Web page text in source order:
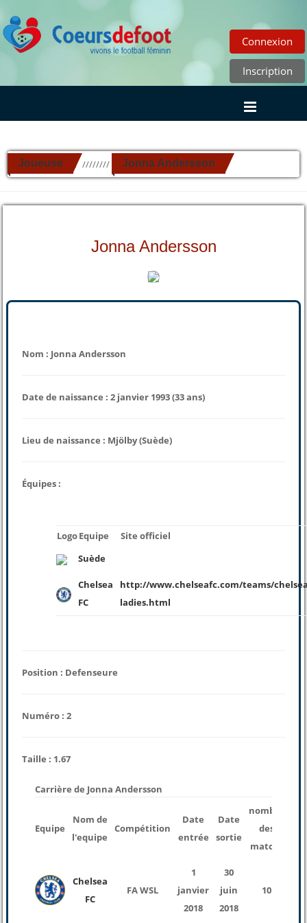
Connexion
Inscription
Joueuse ////////// Jonna Andersson
Jonna Andersson
Nom : Jonna Andersson
Date de naissance : 2 janvier 1993 (33 ans)
Lieu de naissance : Mjölby (Suède)
Équipes :
LogoEquipe
Site officiel
Suède
Chelsea
FC
http://www.chelseafc.com/teams/
ladies.html
Position : Defenseure
Numéro : 2
Taille : 1.67
Carrière de Jonna Andersson
Equipe
Nom de
l'equipe
Compétition
Date
entrée
Date
sortie
nombre
des
matchs
Chelsea
FC
FA WSL
1
janvier
2018
30
juin
2018
10